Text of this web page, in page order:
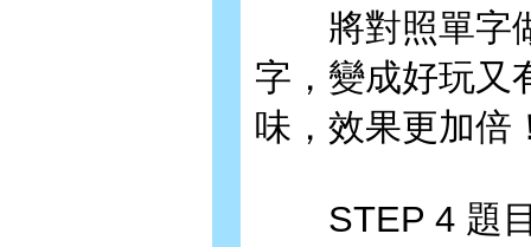
將對照單字做
字，變成好玩又
味，效果更加倍
STEP 4 題